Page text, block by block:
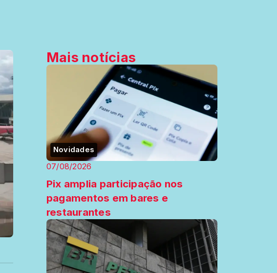
Mais notícias
Novidades
07/08/2026
Pix amplia participação nos
pagamentos em bares e
restaurantes